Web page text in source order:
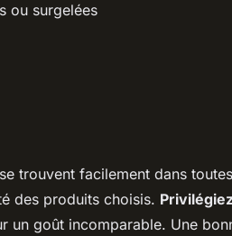
ou surgelées
trouvent facilement dans
des produits choisis.
un goût incomparable. Une